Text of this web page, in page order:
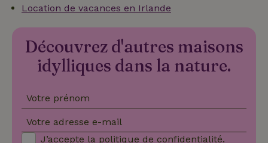
Location de vacances en Irlande
Découvrez d'autres maisons
idylliques dans la nature.
Votre prénom
Votre adresse e-mail
J’accepte la politique de confidentialité.